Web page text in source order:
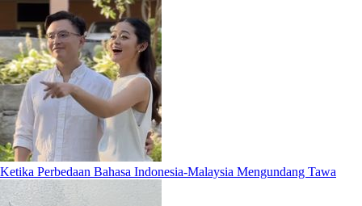
Ketika Perbedaan Bahasa Indonesia-Malaysia Mengundang Tawa